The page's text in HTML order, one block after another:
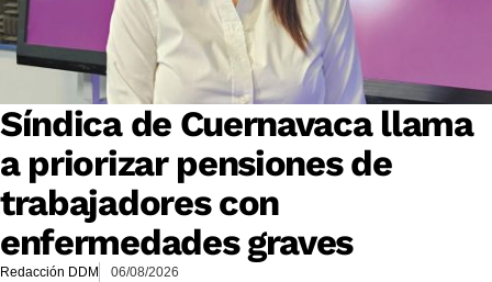
Síndica de Cuernavaca llama
a priorizar pensiones de
trabajadores con
enfermedades graves
Redacción DDM 06/08/2026